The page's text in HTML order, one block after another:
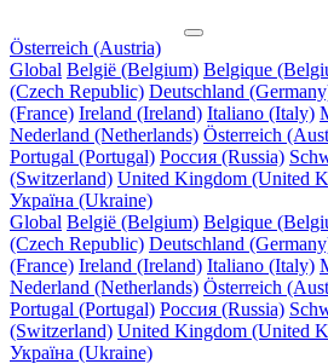
Österreich (Austria)
Global België (Belgium) Belgique
(Czech Republic) Deutschland
(France) Ireland (Ireland) Italiano (Italy)
Nederland (Netherlands) Österreich
Portugal (Portugal) Россия (Russia)
(Switzerland) United Kingdom (United
Україна (Ukraine)
Global België (Belgium) Belgique
(Czech Republic) Deutschland
(France) Ireland (Ireland) Italiano (Italy)
Nederland (Netherlands) Österreich
Portugal (Portugal) Россия (Russia)
(Switzerland) United Kingdom (United
Україна (Ukraine)